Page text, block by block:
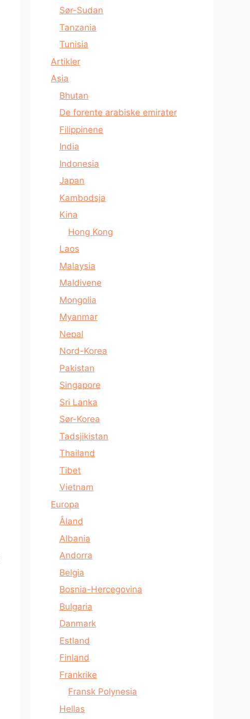
Sør-Sudan
Tanzania
Tunisia
Artikler
Asia
Bhutan
De forente arabiske emirater
Filippinene
India
Indonesia
Japan
Kambodsja
Kina
Hong Kong
Laos
Malaysia
Maldivene
Mongolia
Myanmar
Nepal
Nord-Korea
Pakistan
Singapore
Sri Lanka
Sør-Korea
Tadsjikistan
Thailand
Tibet
Vietnam
Europa
Åland
Albania
Andorra
Belgia
Bosnia-Hercegovina
Bulgaria
Danmark
Estland
Finland
Frankrike
Fransk Polynesia
Hellas